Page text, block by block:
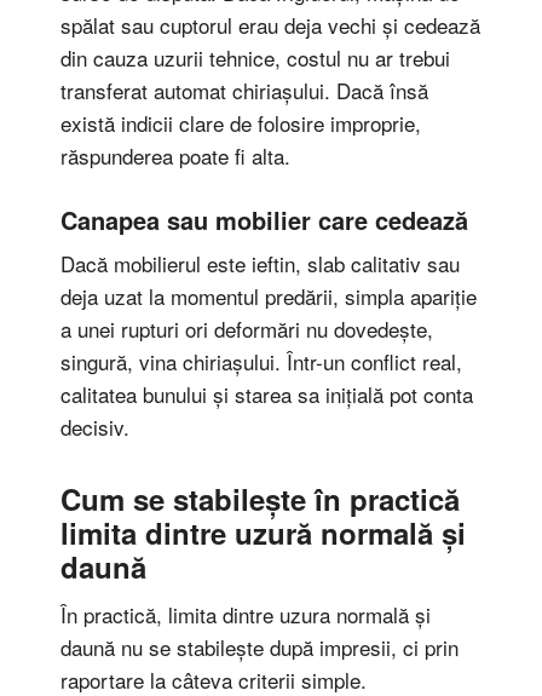
spălat sau cuptorul erau deja vechi și cedează
din cauza uzurii tehnice, costul nu ar trebui
transferat automat chiriașului. Dacă însă
există indicii clare de folosire improprie,
răspunderea poate fi alta.
Canapea sau mobilier care cedează
Dacă mobilierul este ieftin, slab calitativ sau
deja uzat la momentul predării, simpla apariție
a unei rupturi ori deformări nu dovedește,
singură, vina chiriașului. Într-un conflict real,
calitatea bunului și starea sa inițială pot conta
decisiv.
Cum se stabilește în practică
limita dintre uzură normală și
daună
În practică, limita dintre uzura normală și
daună nu se stabilește după impresii, ci prin
raportare la câteva criterii simple.